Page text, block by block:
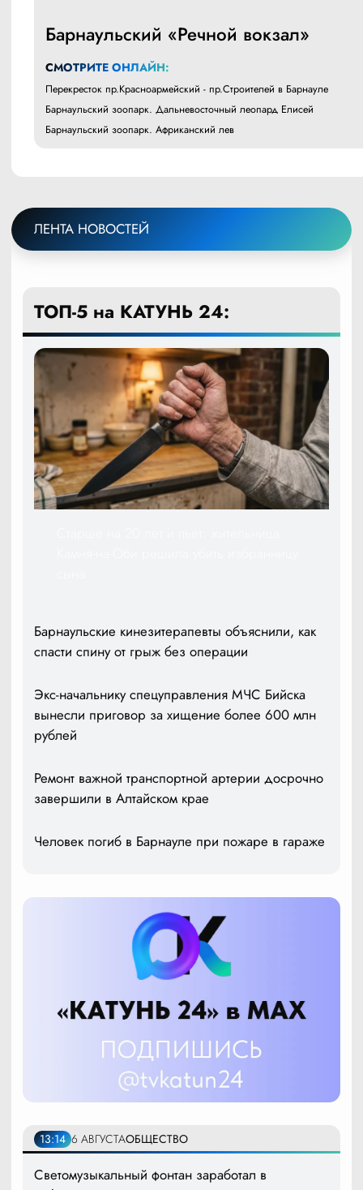
Барнаульский «Речной вокзал»
СМОТРИТЕ ОНЛАЙН:
Перекресток пр.Красноармейский - пр.Строителей в Барнауле
Барнаульский зоопарк. Дальневосточный леопард Елисей
Барнаульский зоопарк. Африканский лев
ЛЕНТА НОВОСТЕЙ
ТОП-5 на КАТУНЬ 24:
Барнаульские кинезитерапевты объяснили, как
спасти спину от грыж без операции
Экс-начальнику спецуправления МЧС Бийска
вынесли приговор за хищение более 600 млн
рублей
Ремонт важной транспортной артерии досрочно
завершили в Алтайском крае
Человек погиб в Барнауле при пожаре в гараже
13:14 6 АВГУСТАОБЩЕСТВО
Светомузыкальный фонтан заработал в